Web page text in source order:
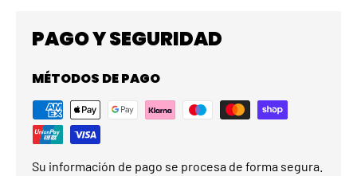
PAGO Y SEGURIDAD
MÉTODOS DE PAGO
Su información de pago se procesa de forma segura.